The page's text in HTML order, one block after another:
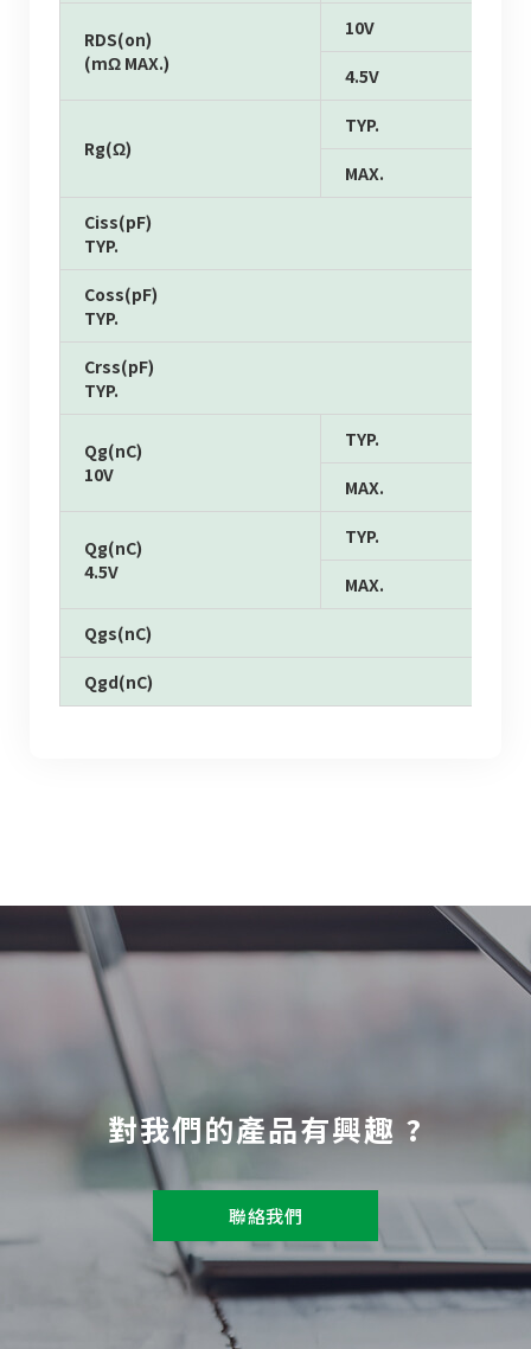
RDS(on)
(mΩ MAX.)
10V
4.5V
Rg(Ω)
TYP.
MAX.
Ciss(pF)
TYP.
Coss(pF)
TYP.
Crss(pF)
TYP.
Qg(nC)
10V
TYP.
MAX.
Qg(nC)
4.5V
TYP.
MAX.
Qgs(nC)
Qgd(nC)
對我們的產品有興趣 ?
聯絡我們